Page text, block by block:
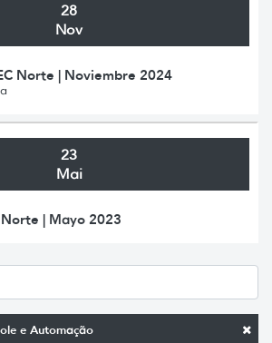
e Automação
28
Nov
Norte | Noviembre 2024
23
Mai
| Mayo 2023